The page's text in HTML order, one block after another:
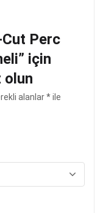
Perc
için
olun
alanlar*ile